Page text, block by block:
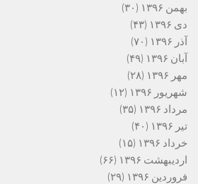
بهمن ۱۳۹۶
(۳۰)
دی ۱۳۹۶
(۴۳)
آذر ۱۳۹۶
(۷۰)
آبان ۱۳۹۶
(۴۹)
مهر ۱۳۹۶
(۲۸)
شهریور ۱۳۹۶
(۱۲)
مرداد ۱۳۹۶
(۳۵)
تیر ۱۳۹۶
(۴۰)
خرداد ۱۳۹۶
(۱۵)
اردیبهشت ۱۳۹۶
(۶۶)
فروردین ۱۳۹۶
(۲۹)